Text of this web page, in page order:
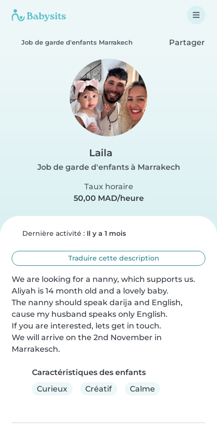
Job de garde d'enfants Marrakech Partager
Laila
Job de garde d'enfants à Marrakech
Taux horaire
50,00 MAD/heure
Dernière activité : Il y a 1 mois
Traduire cette description
We are looking for a nanny, which supports us.
Aliyah is 14 month old and a lovely baby.
The nanny should speak darija and English,
cause my husband speaks only English.
If you are interested, lets get in touch.
We will arrive on the 2nd November in
Marrakesch.
Caractéristiques des enfants
Curieux
Créatif Calme